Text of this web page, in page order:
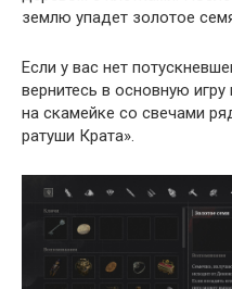
землю упадет золотое
Если у вас нет
вернитесь в основную
на скамейке со свечами
ратуши Крата».